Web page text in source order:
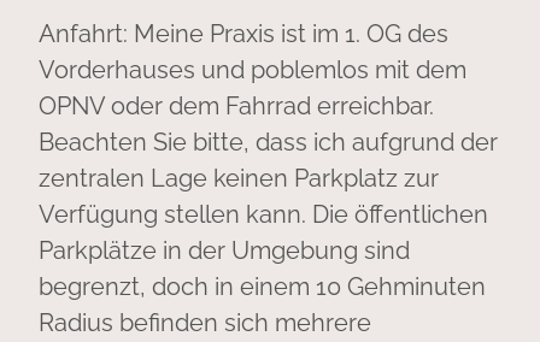
Anfahrt: Meine Praxis ist im 1. OG des
Vorderhauses und poblemlos mit dem
OPNV oder dem Fahrrad erreichbar.
Beachten Sie bitte, dass ich aufgrund der
zentralen Lage keinen Parkplatz zur
Verfügung stellen kann. Die öffentlichen
Parkplätze in der Umgebung sind
begrenzt, doch in einem 10 Gehminuten
Radius befinden sich mehrere